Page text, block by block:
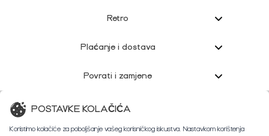
Retro
Plaćanje i dostava
Povrati i zamjene
Korisnička podrška
POSTAVKE KOLAČIĆA
Koristimo kolačiće za poboljšanje vašeg korisničkog iskustva. Nastavkom korištenja